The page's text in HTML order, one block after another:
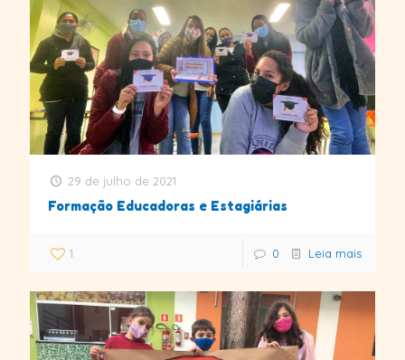
29 de julho de 2021
Formação Educadoras e Estagiárias
1 0 Leia mais